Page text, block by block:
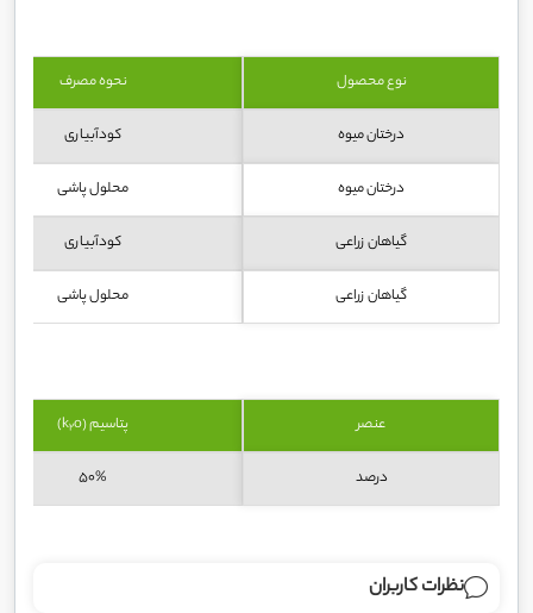
نوع محصول نحوه مصرف
درختان میوه کودآبیاری
درختان میوه محلول پاشی
گیاهان زراعی کودآبیاری
گیاهان زراعی محلول پاشی
عنصر پتاسیم (k 2o)
درصد 50%
نظرات کاربران